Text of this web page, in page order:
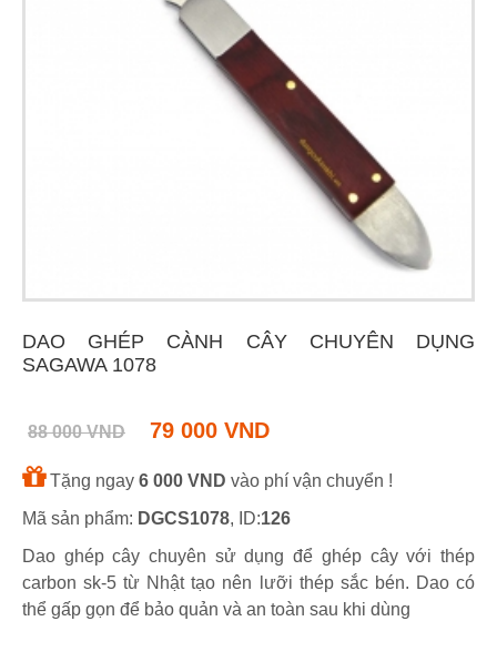
DAO GHÉP CÀNH CÂY CHUYÊN DỤNG
SAGAWA 1078
88 000 VND 79 000 VND
Tặng ngay 6 000 VND vào phí vận chuyển !
Mã sản phẩm: DGCS1078, ID:126
Dao ghép cây chuyên sử dụng để ghép cây với thép
carbon sk-5 từ Nhật tạo nên lưỡi thép sắc bén. Dao có
thể gấp gọn để bảo quản và an toàn sau khi dùng